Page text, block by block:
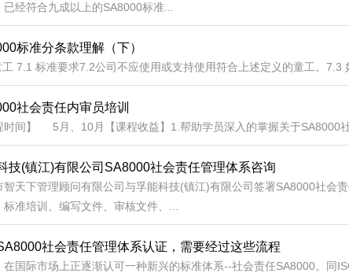
已经符合九成以上的SA8000标准...
标准分条款理解（下）
7.1 标准要求7.2公司不应使用或支持使用符合上述定义的童工。7.3
社会责任内审员培训
时间】 5月、10月【课程收益】1.帮助学员深入的掌握关于SA8000
技(镇江)有限公司SA8000社会责任管理体系咨询
智天下管理顾问有限公司与孚能科技(镇江)有限公司签署SA8000社会
标准培训、编写文件、审核文件、...
社会责任管理体系认证，需要经过这些流程
在国际市场上正逐渐认可一种新兴的标准体系--社会责任SA8000。同